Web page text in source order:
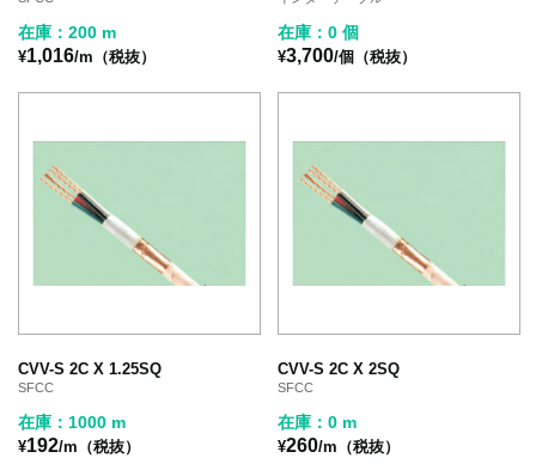
在庫：200 m
¥1,016/m（税抜）
在庫：0 個
¥3,700/個（税抜）
CVV-S 2C X 1.25SQ
SFCC
在庫：1000 m
¥192/m（税抜）
CVV-S 2C X 2SQ
SFCC
在庫：0 m
¥260/m（税抜）